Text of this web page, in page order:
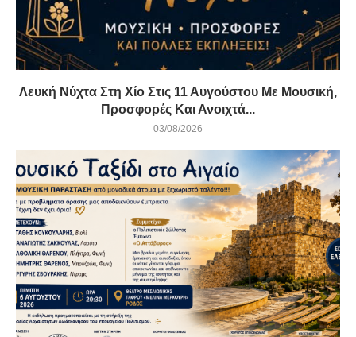
Λευκή Νύχτα Στη Χίο Στις 11 Αυγούστου Με Μουσική,
Προσφορές Και Ανοιχτά...
03/08/2026